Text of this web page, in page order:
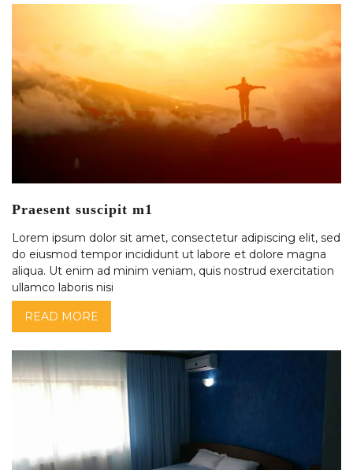
Praesent suscipit m1
Lorem ipsum dolor sit amet, consectetur adipiscing elit, sed
do eiusmod tempor incididunt ut labore et dolore magna
aliqua. Ut enim ad minim veniam, quis nostrud exercitation
ullamco laboris nisi
READ MORE